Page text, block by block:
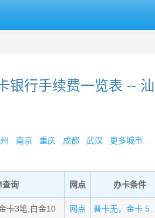
银行手续费一览表 --
南京 重庆 成都 武汉 更多城市...
查询 网点 办卡条件
卡3笔,白金10
网点 普卡无，金卡